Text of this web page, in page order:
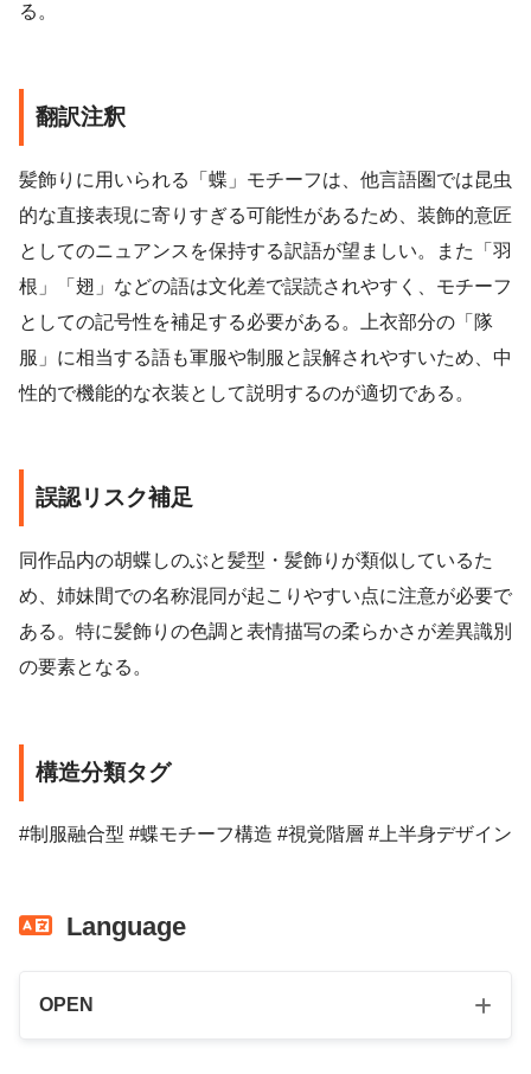
る。
翻訳注釈
髪飾りに用いられる「蝶」モチーフは、他言語圏では昆虫
的な直接表現に寄りすぎる可能性があるため、装飾的意匠
としてのニュアンスを保持する訳語が望ましい。また「羽
根」「翅」などの語は文化差で誤読されやすく、モチーフ
としての記号性を補足する必要がある。上衣部分の「隊
服」に相当する語も軍服や制服と誤解されやすいため、中
性的で機能的な衣装として説明するのが適切である。
誤認リスク補足
同作品内の胡蝶しのぶと髪型・髪飾りが類似しているた
め、姉妹間での名称混同が起こりやすい点に注意が必要で
ある。特に髪飾りの色調と表情描写の柔らかさが差異識別
の要素となる。
構造分類タグ
#制服融合型 #蝶モチーフ構造 #視覚階層 #上半身デザイン
Language
OPEN